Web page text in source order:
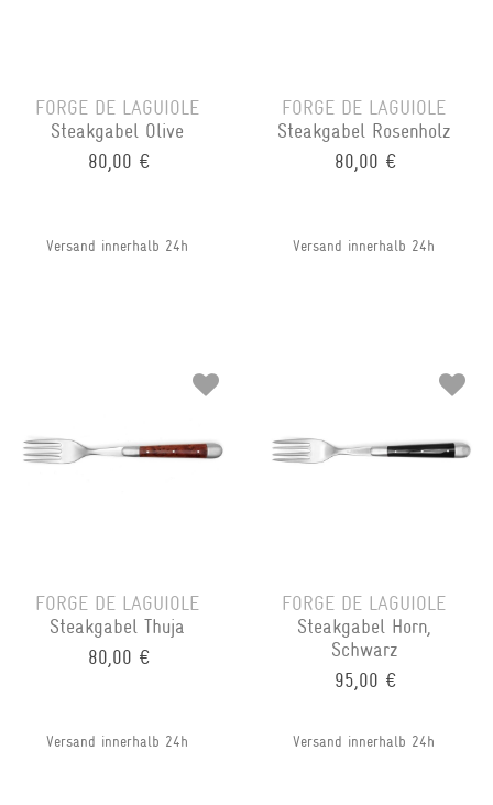
FORGE DE LAGUIOLE
Steakgabel Olive
80,00 €
Versand innerhalb 24h
FORGE DE LAGUIOLE
Steakgabel Rosenholz
80,00 €
Versand innerhalb 24h
FORGE DE LAGUIOLE
Steakgabel Thuja
80,00 €
Versand innerhalb 24h
FORGE DE LAGUIOLE
Steakgabel Horn,
Schwarz
95,00 €
Versand innerhalb 24h